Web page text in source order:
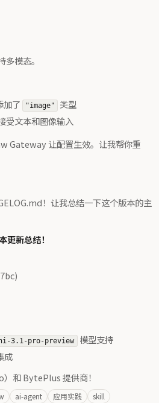
模态。
加了 "image"
类型
受文本和图像输入
Gateway 让配置生效。让我帮你重
！让我总结一下这个版本的主
新总结！
3.1-pro-preview 模型支持
成
和 BytePlus 提供商！
ai-agent 应用实践
skill